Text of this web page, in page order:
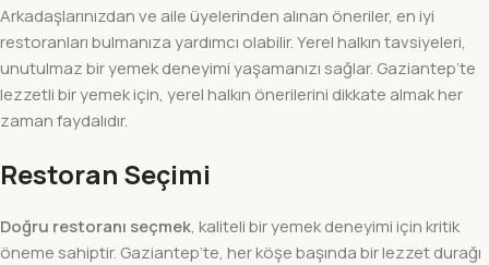
Arkadaşlarınızdan ve aile üyelerinden alınan öneriler, en iyi
restoranları bulmanıza yardımcı olabilir. Yerel halkın tavsiyeleri,
unutulmaz bir yemek deneyimi yaşamanızı sağlar. Gaziantep’te
lezzetli bir yemek için, yerel halkın önerilerini dikkate almak her
zaman faydalıdır.
Restoran Seçimi
Doğru restoranı seçmek, kaliteli bir yemek deneyimi için kritik
öneme sahiptir. Gaziantep’te, her köşe başında bir lezzet durağı